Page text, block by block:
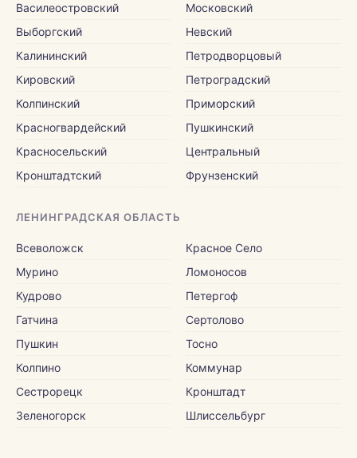
Василеостровский
Выборгский
Калининский
Кировский
Колпинский
Красногвардейский
Красносельский
Кронштадтский
Московский
Невский
Петродворцовый
Петроградский
Приморский
Пушкинский
Центральный
Фрунзенский
ЛЕНИНГРАДСКАЯ ОБЛАСТЬ
Всеволожск
Мурино
Кудрово
Гатчина
Пушкин
Колпино
Сестрорецк
Зеленогорск
Красное Село
Ломоносов
Петергоф
Сертолово
Тосно
Коммунар
Кронштадт
Шлиссельбург